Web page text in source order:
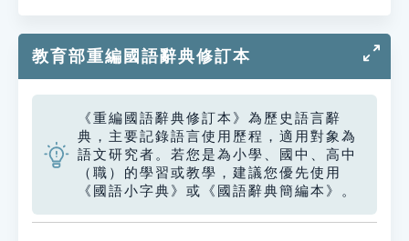
教育部重編國語辭典修訂本
《重編國語辭典修訂本》為歷史語言辭
典，主要記錄語言使用歷程，適用對象為
語文研究者。若您是為小學、國中、高中
（職）的學習或教學，建議您優先使用
《國語小字典》或《國語辭典簡編本》。